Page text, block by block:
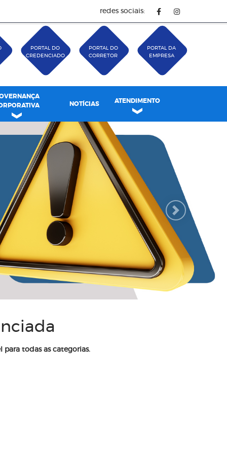
redes sociais:
PORTAL DO
CREDENCIADO
PORTAL DO
CORRETOR
PORTAL DA
EMPRESA
NOTÍCIAS ATENDIMENTO